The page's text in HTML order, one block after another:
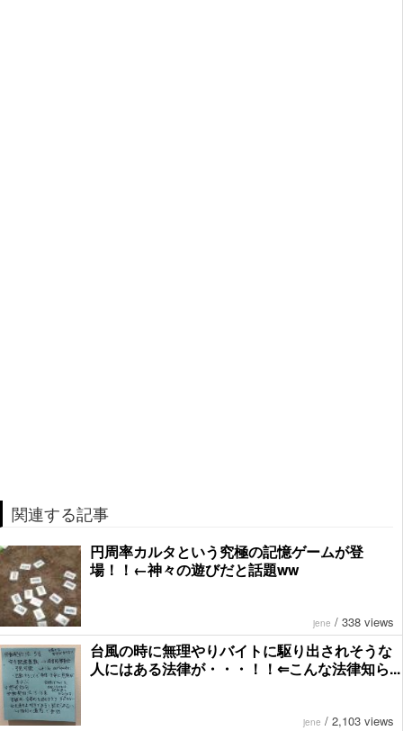
関連する記事
円周率カルタという究極の記憶ゲームが登
場！！←神々の遊びだと話題ww
jene / 338 views
台風の時に無理やりバイトに駆り出されそうな
人にはある法律が・・・！！⇐こんな法律知ら...
jene / 2,103 views